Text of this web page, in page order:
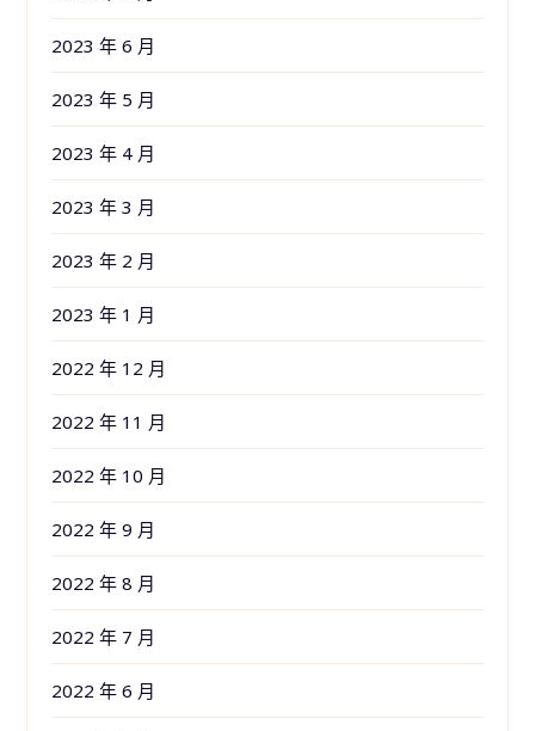
2023 年 6 月
2023 年 5 月
2023 年 4 月
2023 年 3 月
2023 年 2 月
2023 年 1 月
2022 年 12 月
2022 年 11 月
2022 年 10 月
2022 年 9 月
2022 年 8 月
2022 年 7 月
2022 年 6 月